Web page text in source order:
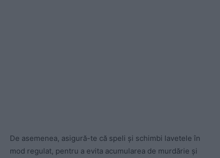
De asemenea, asigură-te că speli și schimbi lavetele în
mod regulat, pentru a evita acumularea de murdărie și